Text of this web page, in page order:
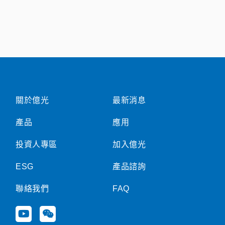
關於億光
產品
投資人專區
ESG
聯絡我們
Y
o
W
e
最新消息
應用
加入億光
產品諮詢
FAQ